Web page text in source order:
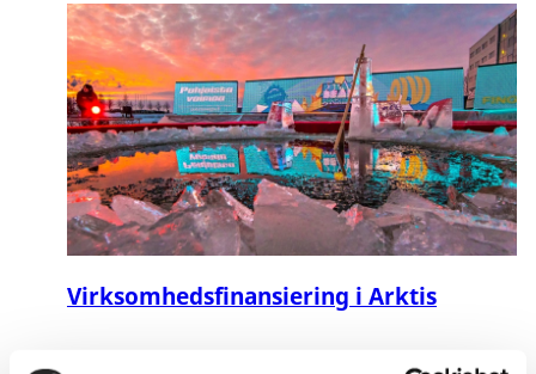
Virksomhedsfinansiering i Arktis